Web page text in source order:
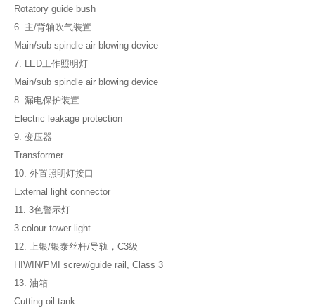
Rotatory guide bush
6. 主/背轴吹气装置
Main/sub spindle air blowing device
7. LED工作照明灯
Main/sub spindle air blowing device
8. 漏电保护装置
Electric leakage protection
9. 变压器
Transformer
10. 外置照明灯接口
External light connector
11. 3色警示灯
3-colour tower light
12. 上银/银泰丝杆/导轨，C3级
HIWIN/PMI screw/guide rail, Class 3
13. 油箱
Cutting oil tank